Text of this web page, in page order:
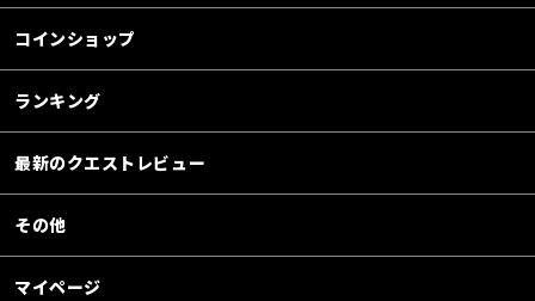
コインショップ
ランキング
最新のクエストレビュー
その他
マイページ